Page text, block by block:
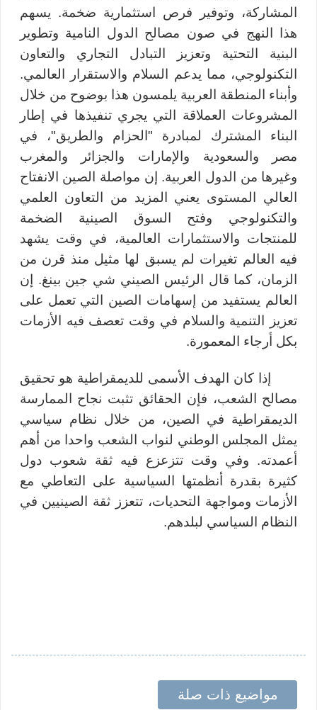
المشاركة، وتوفير فرص استثمارية ضخمة. يسهم
هذا النهج في صون مصالح الدول النامية وتطوير
البنية التحتية وتعزيز التبادل التجاري والتعاون
التكنولوجي، مما يدعم السلام والاستقرار العالمي.
وأبناء المنطقة العربية يلمسون هذا بوضوح من خلال
المشروعات العملاقة التي يجري تنفيذها في إطار
البناء المشترك لمبادرة "الحزام والطريق"، في
مصر والسعودية والإمارات والجزائر والمغرب
وغيرها من الدول العربية. إن مواصلة الصين الانفتاح
العالي المستوى يعني المزيد من التعاون العلمي
والتكنولوجي وفتح السوق الصينية الضخمة
للمنتجات والاستثمارات العالمية، في وقت يشهد
فيه العالم تغيرات لم يسبق لها مثيل منذ قرن من
الزمان، كما قال الرئيس الصيني شي جين بينغ. إن
العالم يستفيد من إسهامات الصين التي تعمل على
تعزيز التنمية والسلام في وقت تعصف فيه الأزمات
بكل أرجاء المعمورة.
إذا كان الهدف الأسمى للديمقراطية هو تحقيق
مصالح الشعب، فإن الحقائق تثبت نجاح الممارسة
الديمقراطية في الصين، من خلال نظام سياسي
يمثل المجلس الوطني لنواب الشعب واحدا من أهم
أعمدته. وفي وقت تتزعزع فيه ثقة شعوب دول
كثيرة بقدرة أنظمتها السياسية على التعاطي مع
الأزمات ومواجهة التحديات، تتعزز ثقة الصينيين في
النظام السياسي لبلدهم.
مواضيع ذات صلة